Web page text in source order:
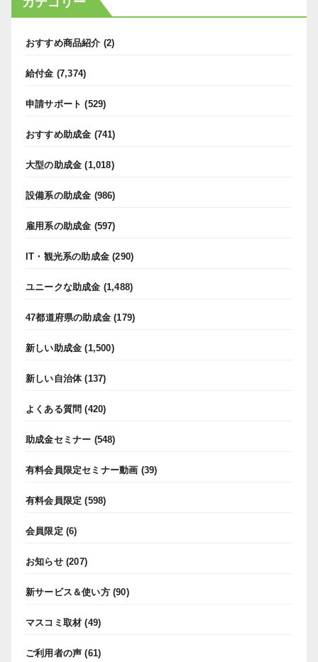
おすすめ商品紹介 (2)
給付金 (7,374)
申請サポート (529)
おすすめ助成金 (741)
大型の助成金 (1,018)
設備系の助成金 (986)
雇用系の助成金 (597)
IT・観光系の助成金 (290)
ユニークな助成金 (1,488)
47都道府県の助成金 (179)
新しい助成金 (1,500)
新しい自治体(137)
よくある質問 (420)
助成金セミナー (548)
有料会員限定セミナー動画 (39)
有料会員限定 (598)
会員限定 (6)
お知らせ(207)
新サービス＆使い方(90)
マスコミ取材 (49)
ご利用者の声 (61)